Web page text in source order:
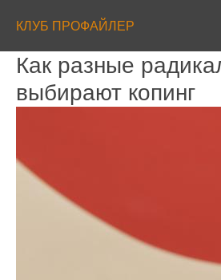
КЛУБ ПРОФАЙЛЕР
Как разные
выбирают копинг